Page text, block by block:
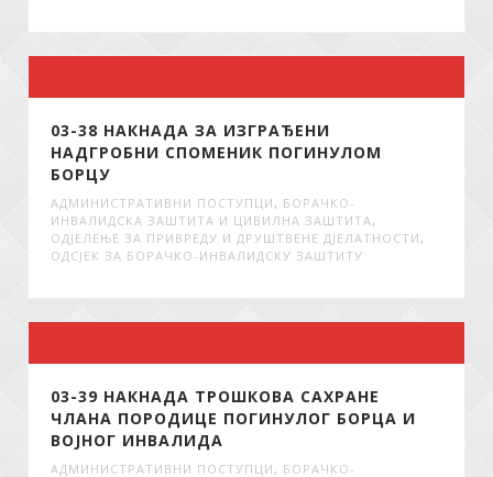
03-38 НАКНАДА ЗА ИЗГРАЂЕНИ
НАДГРОБНИ СПОМЕНИК ПОГИНУЛОМ
БОРЦУ
АДМИНИСТРАТИВНИ ПОСТУПЦИ , БОРАЧКО-
ИНВАЛИДСКА ЗАШТИТА И ЦИВИЛНА ЗАШТИТА,
ОДЈЕЛЕЊЕ ЗА ПРИВРЕДУ И ДРУШТВЕНЕ ДЈЕЛАТНОСТИ ,
ОДСЈЕК ЗА БОРАЧКО-ИНВАЛИДСКУ ЗАШТИТУ
03-39 НАКНАДА ТРОШКОВА САХРАНЕ
ЧЛАНА ПОРОДИЦЕ ПОГИНУЛОГ БОРЦА И
ВОЈНОГ ИНВАЛИДА
АДМИНИСТРАТИВНИ ПОСТУПЦИ , БОРАЧКО-